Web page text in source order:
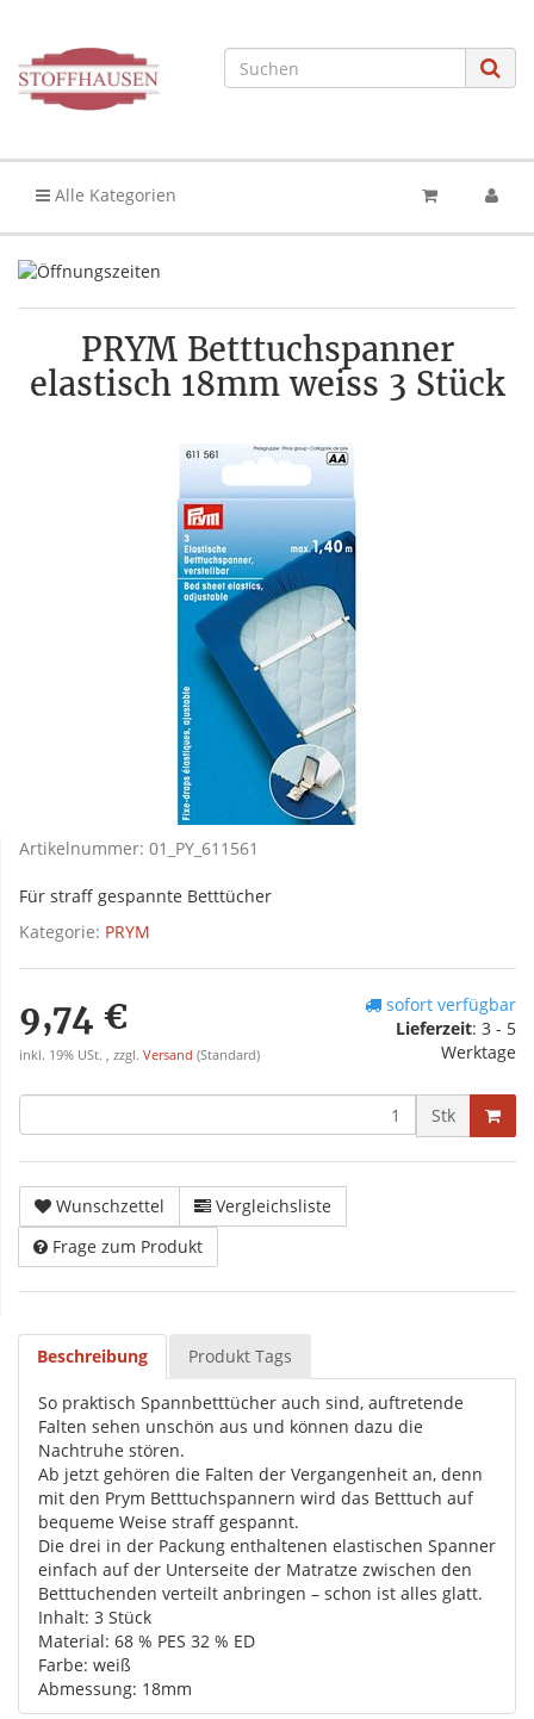
Alle Kategorien
PRYM Betttuchspanner
elastisch 18mm weiss 3 Stück
Artikelnummer: 01_PY_611561
Für straff gespannte Betttücher
Kategorie: PRYM
9,74 €
inkl. 19% USt. , zzgl. Versand (Standard)
sofort verfügbar
Lieferzeit: 3 - 5
Werktage
Stk
Wunschzettel
Vergleichsliste
Frage zum Produkt
Beschreibung Produkt Tags
So praktisch Spannbetttücher auch sind, auftretende
Falten sehen unschön aus und können dazu die
Nachtruhe stören.
Ab jetzt gehören die Falten der Vergangenheit an, denn
mit den Prym Betttuchspannern wird das Betttuch auf
bequeme Weise straff gespannt.
Die drei in der Packung enthaltenen elastischen Spanner
einfach auf der Unterseite der Matratze zwischen den
Betttuchenden verteilt anbringen – schon ist alles glatt.
Inhalt: 3 Stück
Material: 68 % PES 32 % ED
Farbe: weiß
Abmessung: 18mm